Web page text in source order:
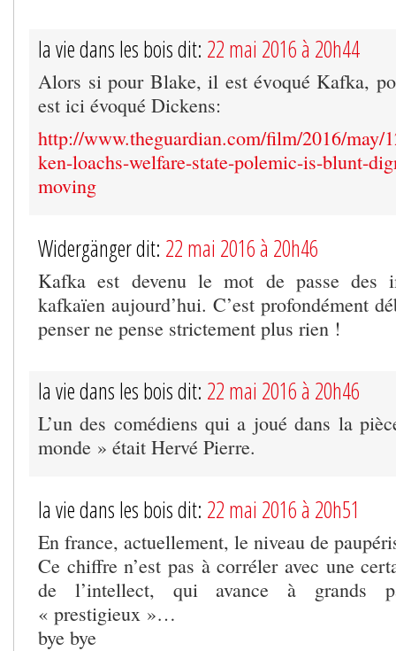
la vie dans les bois dit: 22 mai 2016 à 20h44
Alors si pour Blake, il est évoqué Kafka,
est ici évoqué Dickens:
http://www.theguardian.com/film/2016/may/
ken-loachs-welfare-state-polemic-is-blunt-
moving
Widergänger dit: 22 mai 2016 à 20h46
Kafka est devenu le mot de passe des
kafkaïen aujourd’hui. C’est profondément
penser ne pense strictement plus rien !
la vie dans les bois dit: 22 mai 2016 à 20h46
L’un des comédiens qui a joué dans la
monde » était Hervé Pierre.
la vie dans les bois dit: 22 mai 2016 à 20h51
En france, actuellement, le niveau de
Ce chiffre n’est pas à corréler avec une
de l’intellect, qui avance à grands
« prestigieux »…
bye bye